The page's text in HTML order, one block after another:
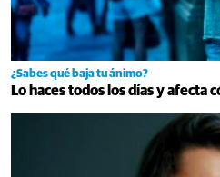
¿Sabes qué baja tu ánimo?
Lo haces todos los días y afecta